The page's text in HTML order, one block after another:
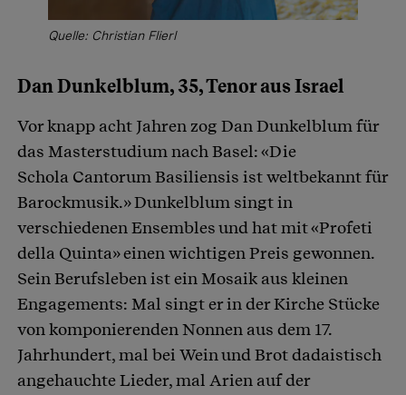
Quelle: Christian Flierl
Dan Dunkelblum, 35, Tenor aus Israel
Vor knapp acht Jahren zog Dan Dunkelblum für
das Masterstudium nach Basel: «Die
Schola Cantorum Basiliensis ist weltbekannt für
Barockmusik.» Dunkelblum singt in
verschiedenen Ensembles und hat mit «Profeti
della Quinta» einen wichtigen Preis gewonnen.
Sein Berufsleben ist ein Mosaik aus kleinen
Engagements: Mal singt er in der Kirche Stücke
von komponierenden Nonnen aus dem 17.
Jahrhundert, mal bei Wein und Brot dadaistisch
angehauchte Lieder, mal Arien auf der